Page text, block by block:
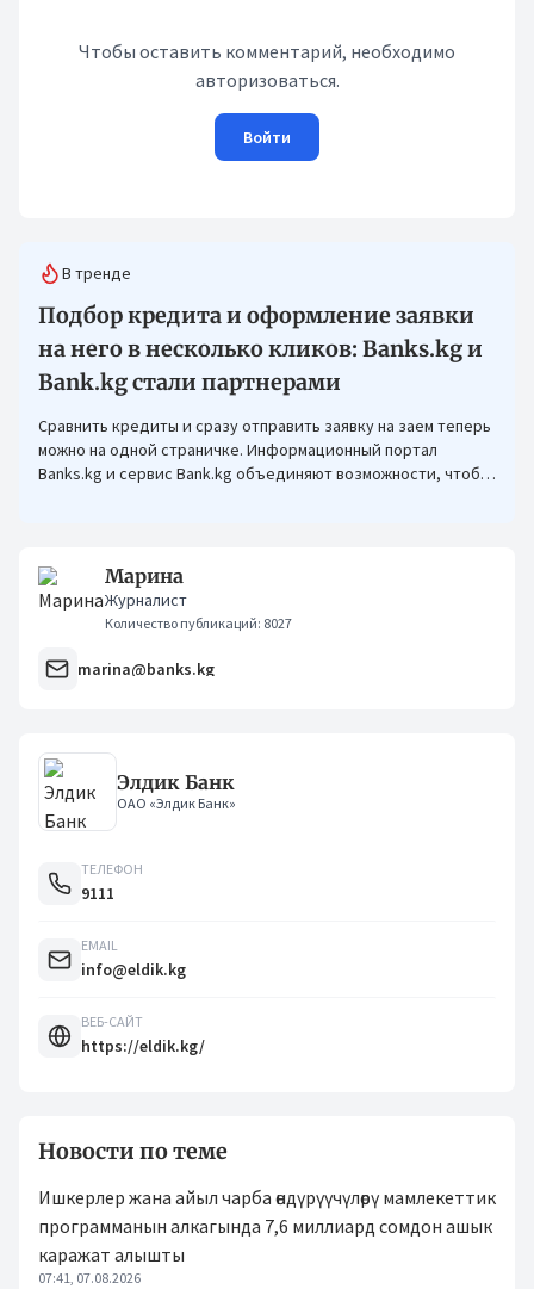
Чтобы оставить комментарий, необходимо
авторизоваться.
Войти
В тренде
Подбор кредита и оформление заявки
на него в несколько кликов: Banks.kg и
Bank.kg стали партнерами
Сравнить кредиты и сразу отправить заявку на заем теперь
можно на одной страничке. Информационный портал
Banks.kg и сервис Bank.kg объединяют возможности, чтобы
Марина
Журналист
Количество публикаций: 8027
marina@banks.kg
Элдик Банк
ОАО «Элдик Банк»
ТЕЛЕФОН
9111
EMAIL
info@eldik.kg
ВЕБ-САЙТ
https://eldik.kg/
Новости по теме
Ишкерлер жана айыл чарба өндүрүүчүлөрү мамлекеттик
программанын алкагында 7,6 миллиард сомдон ашык
каражат алышты
07:41, 07.08.2026